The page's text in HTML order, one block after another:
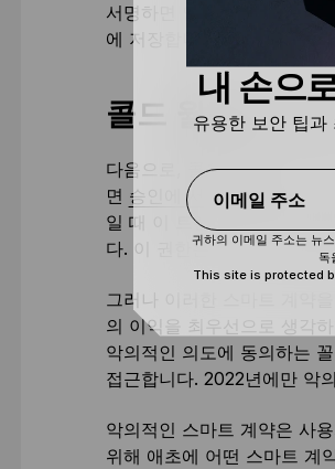
서명하면 인터넷 연결을 통
에 저장합니다. 다시 말해,
콜드 월렛은 온
다음으로, 콜드 월렛은 악의
면 승인에 서명해야 합니다.
일 때 이 트랜잭션을 실행하
다. 이 권한은 시장이 사용
그러나 이러한 스마트 계약
의 이익을 최우선으로 생각
악의적인 의도에 동의하는
접근합니다. 2022년에만 악
악의적인 스마트 계약은 사
위해 애초에 어떤 스마트 계
내 손으
유용한 보안 팁
이메일 주소
귀하의 이메일 주소는 뉴
독
This site is protected